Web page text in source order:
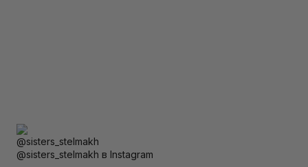
@sisters_stelmakh в Instagram